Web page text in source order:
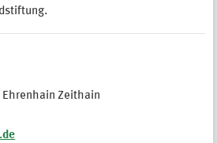
Zeithain